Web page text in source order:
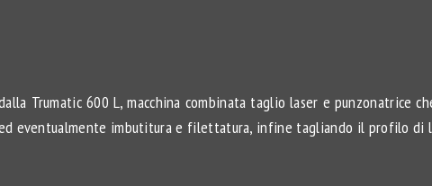
Trumatic 600 L, macchina combinata taglio laser e punzonatrice
eventualmente imbutitura e filettatura, infine tagliando il profilo di